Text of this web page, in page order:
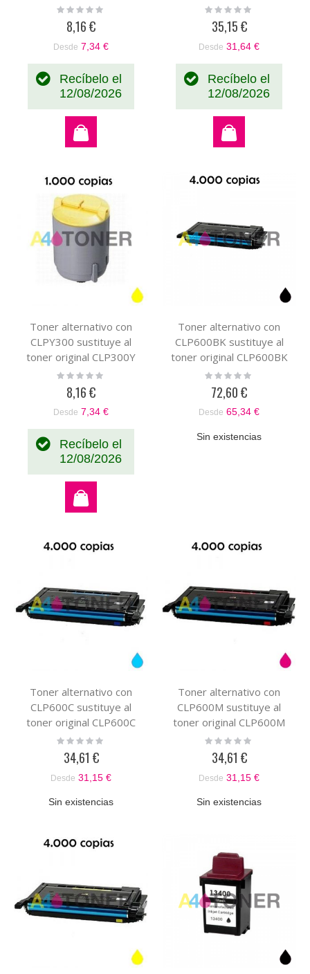
CLP300C
Rating:
8,16 €
Desde 7,34 €
Recíbelo el
12/08/2026
toner original CLP300M
Rating:
35,15 €
Desde 31,64 €
Recíbelo el
12/08/2026
Toner alternativo con
CLPY300 sustituye al
toner original CLP300Y
Rating:
8,16 €
Desde 7,34 €
Recíbelo el
12/08/2026
Toner alternativo con
CLP600BK sustituye al
toner original CLP600BK
Rating:
72,60 €
Desde 65,34 €
Sin existencias
Toner alternativo con
CLP600C sustituye al
toner original CLP600C
Rating:
34,61 €
Desde 31,15 €
Sin existencias
Toner alternativo con
CLP600M sustituye al
toner original CLP600M
Rating:
34,61 €
Desde 31,15 €
Sin existencias